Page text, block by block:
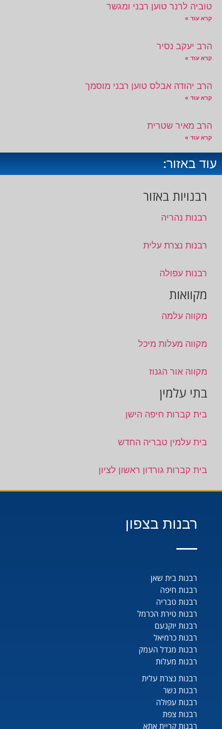
טוביה לרנר טוען רבני ומגשר
קרא עוד »
הרב יעקב נסיר
קרא עוד »
הרב יהודה אבלס טוען רבני מוסמך
קרא עוד »
הרב מאיר שטרית
קרא עוד »
עוד באזור:
רבנויות באזור
רבנות נהריה
רבנות נצרת עלית
רבנות עפולה
מקוואות
מקווה עלמה
מקווה מעלות מיכל
מקווה אור הגנוז
בתי עלמין
בית קברות חיפה הישן
בית עלמין טבריה החדש
בית קברות גורדון ראשון לציון
רבנות בצפון
רבנות בית שאן
רבנות חיפה
רבנות טבריה
רבנות טירת הכרמל
רבנות יוקנעם
רבנות כרמיאל
רבנות מגדל העמק
רבנות מעלות
רבנות נצרת עלית
רבנות נשר
רבנות עפולה
רבנות צפת
רבנות קריית אתא